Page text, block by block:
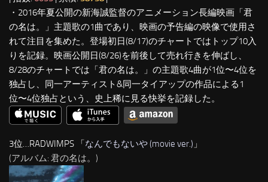
・2016年夏公開の新海誠監督のアニメーション長編映画「君
の名は。」主題歌の1曲であり、映画の予告編の映像で使用さ
れて注目を集めた。登場初日(8/17)のチャートではトップ10入
りを記録。映画公開日(8/26)を前後して売れ行きを伸ばし、
8/28のチャートでは「君の名は。」の主題歌4曲が1位〜4位を
独占し、同一アーティスト&同一タイアップの作品による1
位〜4位独占という、史上稀に見る快挙を記録した。
3位…RADWIMPS 「 なんでもないや (movie ver.) 」
(アルバム: 君の名は。)